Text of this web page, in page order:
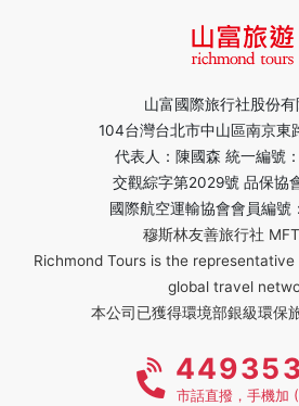
山富國際旅行社股份有
104台灣台北市中山區南京東
代表人：陳國森 統一編號
交觀綜字第2029號 品保協
國際航空運輸協會會員編號
穆斯林友善旅行社
Richmond Tours is the
global travel
本公司已獲得環境部銀級環保
市話直撥，手機加